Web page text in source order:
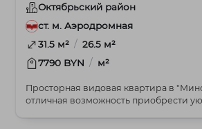
Октябрьский район
ст. м. Аэродромная
31.5 м² / 26.5 м²
7790 BYN / м²
Просторная видовая квартира в
отличная возможность приобрести